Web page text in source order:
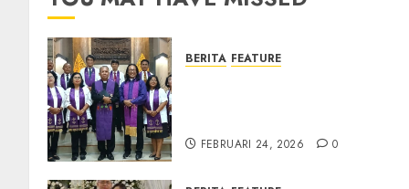
BERITA FEATURE
FEBRUARI 24, 2026 0